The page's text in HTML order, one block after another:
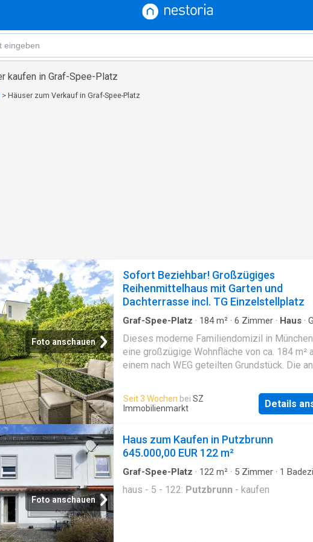
kaufen in Graf-Spee-Platz
> Häuser zum Verkauf in Graf-Spee-Platz
Foto anschauen
Sofort Beziehbar! Großzügiges
Reihenmittelhaus mit Garten und
Dachterrasse incl. TG Einzelstellplatz
Graf-Spee-Platz · 184m² · 6 Zimmer · Haus ·
Dieses moderne Familiendomizil in
eine großzügige Wohnfläche von ca. 184 m²
einem nach WEG geteilten Grundstück. Die
errichtete Gebäude ist in einem gepflegten
weiß gestrichen) und verfügt über eine
mit Garten sowie einer Dachterrasse, die
sechs Wohnräumen und zwei voll
Bädern im ersten und zweiten Obergeschoss
Familien optimal geeignet. Großzügig wirkt
offene Küche zum Wohnzimmer. Als
Seit 3 Wochen bei SZ
Immobilienmarkt
Details
Foto anschauen
Haus zum Kaufen in Putzbrunn
645.000,00 EUR 122 m²
Graf-Spee-Platz · 122 m² · 5 Zimmer · 1
haus - 5 - 122: Putzbrunn - kaufen